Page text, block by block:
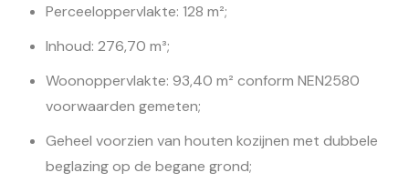
Perceeloppervlakte: 128 m²;
Inhoud: 276,70 m³;
Woonoppervlakte: 93,40 m² conform NEN2580
voorwaarden gemeten;
Geheel voorzien van houten kozijnen met dubbele
beglazing op de begane grond;